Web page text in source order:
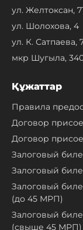
ул. Желтоксан,
ул. Шолохова, 4
ул. К. Сатпаева,
мкр Шугыла,
Құжаттар
Правила
Договор
Договор
Залоговый
Залоговый
Залоговый
(до 45 МРП)
Залоговый
(свыше 45 МРП)